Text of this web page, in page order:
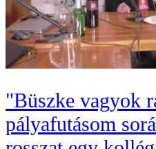
"Büszke vagyok
pályafutásom